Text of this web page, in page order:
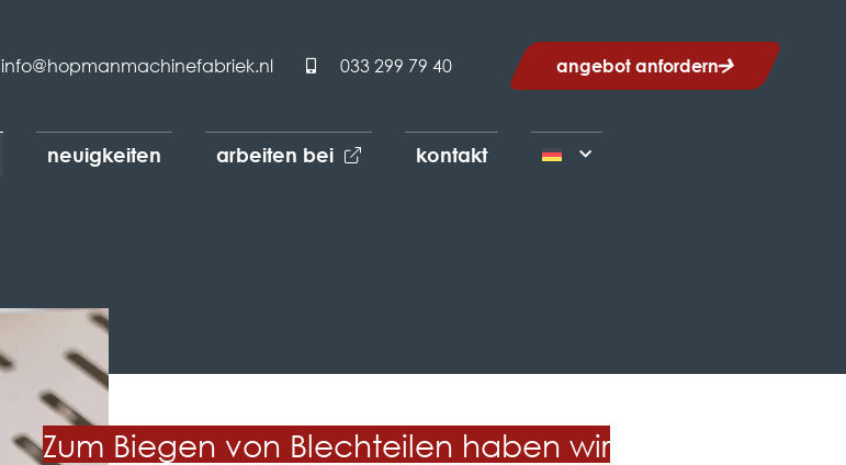
info@hopmanmachinefabriek.nl 033 299 79 40 angebot anfordern
neuigkeiten arbeiten bei kontakt
Zum Biegen von Blechteilen haben wir